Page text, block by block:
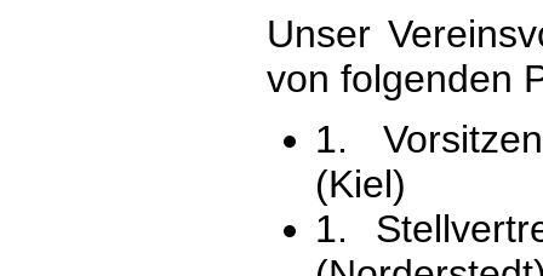
Unser
von folgenden
1.
(Kiel)
1.